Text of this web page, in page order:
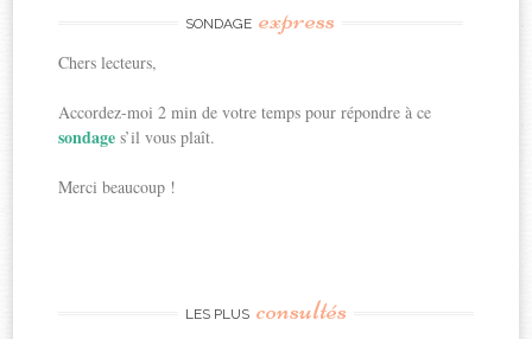
SONDAGE express
Chers lecteurs,
Accordez-moi 2 min de votre temps pour répondre à ce
sondages’il vous plaît.
Merci beaucoup !
LES PLUS consultés